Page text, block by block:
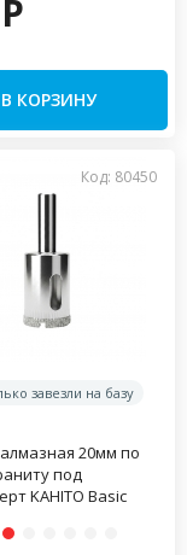
В КОРЗИНУ
Код: 80450
завезли на базу
20мм по
под
KAHITO Basic